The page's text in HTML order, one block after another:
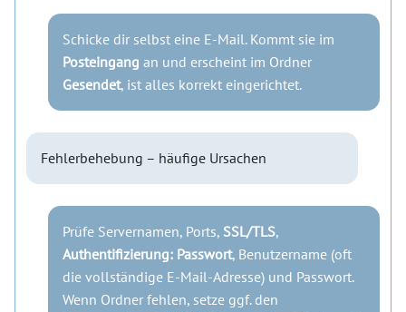
Schicke dir selbst eine E-Mail. Kommt sie im
Posteingang an und erscheint im Ordner
Gesendet, ist alles korrekt eingerichtet.
Fehlerbehebung – häufige Ursachen
Prüfe Servernamen, Ports, SSL/TLS,
Authentifizierung: Passwort, Benutzername (oft
die vollständige E-Mail-Adresse) und Passwort.
Wenn Ordner fehlen, setze ggf. den